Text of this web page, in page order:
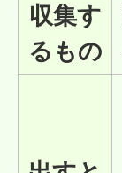
収集す
るもの